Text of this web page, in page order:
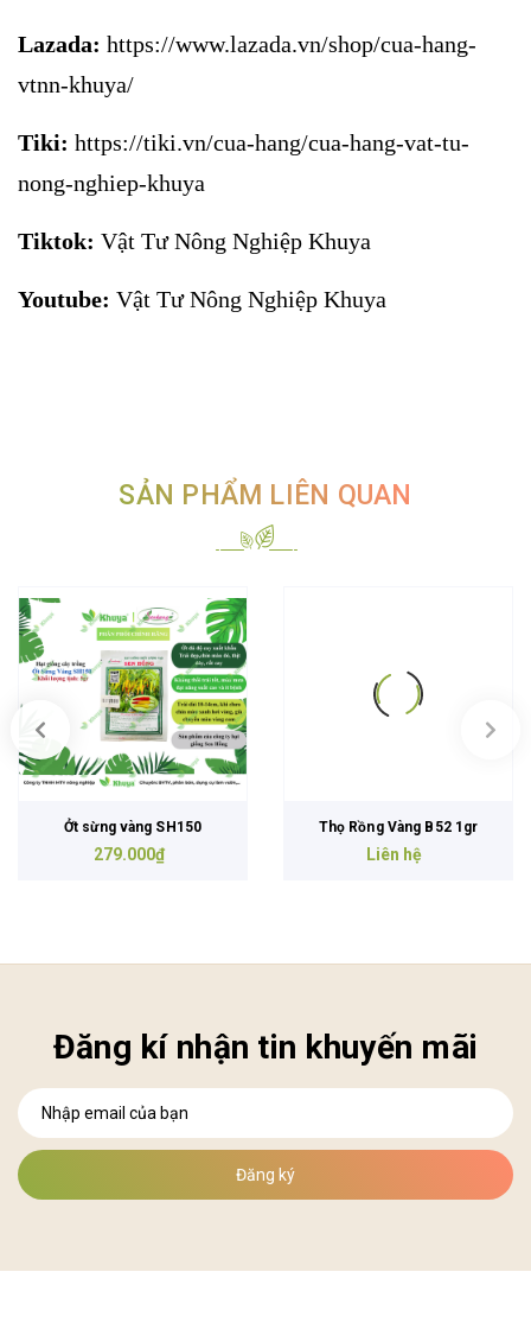
Lazada: https://www.lazada.vn/shop/cua-hang-
vtnn-khuya/
Tiki: https://tiki.vn/cua-hang/cua-hang-vat-tu-
nong-nghiep-khuya
Tiktok: Vật Tư Nông Nghiệp Khuya
Youtube: Vật Tư Nông Nghiệp Khuya
SẢN PHẨM LIÊN QUAN
Ởt sừng vàng SH150
279.000₫
Thọ Rồng Vàng B52 1gr
Liên hệ
Đăng kí nhận tin khuyến mãi
Đăng ký